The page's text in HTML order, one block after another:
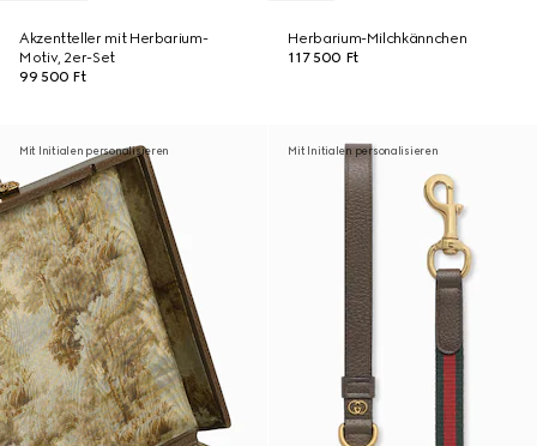
Akzentteller mit Herbarium-
Motiv, 2er-Set
99 500 Ft
Herbarium-Milchkännchen
117 500 Ft
Mit Initialen personalisieren Mit Initialen personalisieren